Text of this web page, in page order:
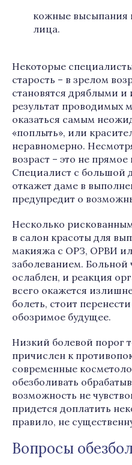
кожные высыпания
лица.
Некоторые
старость – в зрелом
становятся дряблыми и
результат проводимых
оказаться самым
«поплыть», или
неравномерно.
возраст – это не
Специалист с большой
откажет даме в
предупредит о
Несколько
в салон красоты для
макияжа с ОРЗ, ОРВИ
заболеванием. Больной
ослаблен, и реакция
всего окажется
болеть, стоит
обозримое будущее.
Низкий болевой порог
причислен к
современные
обезболивать
возможность не
придется доплатить
правило, не
Вопросы